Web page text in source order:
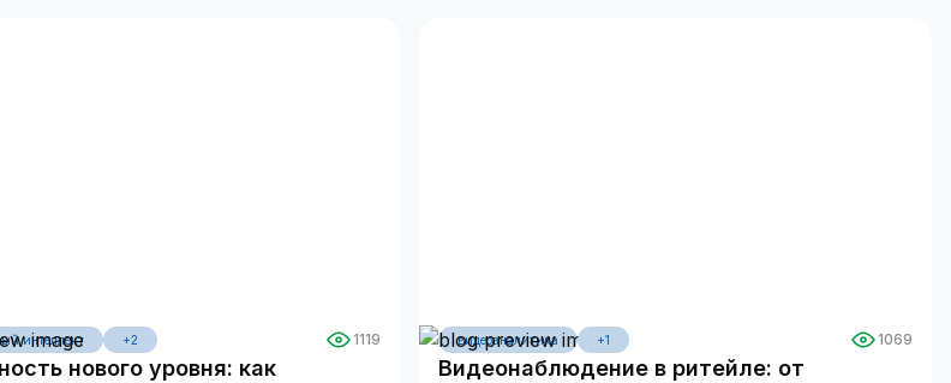
интеллект +2 1119
нового уровня: как
видеоаналитика +1 1069
Видеонаблюдение в ритейле: от